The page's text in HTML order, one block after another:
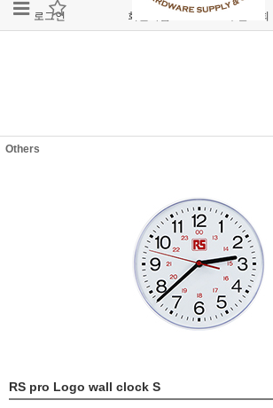
로그인 회원가입 주문조회
Others
RS pro Logo wall clock S